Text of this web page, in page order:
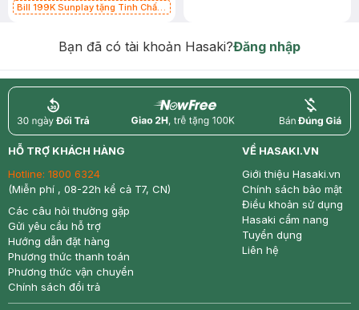
Bill 199K Sunplay tặng Tinh Chất
Bạn đã có tài khoản Hasaki?Đăng nhập
return nowfree price
HỖ TRỢ KHÁCH HÀNG
Hotline: 1800 6324
(Miễn phí , 08-22h kể cả T7, CN)
Các câu hỏi thường gặp
Gửi yêu cầu hỗ trợ
Hướng dẫn đặt hàng
Phương thức thanh toán
Phương thức vận chuyển
Chính sách đổi trả
VỀ HASAKI.VN
Giới thiệu Hasaki.vn
Chính sách bảo mật
Điều khoản sử dụng
Hasaki cẩm nang
Tuyển dụng
Liên hệ